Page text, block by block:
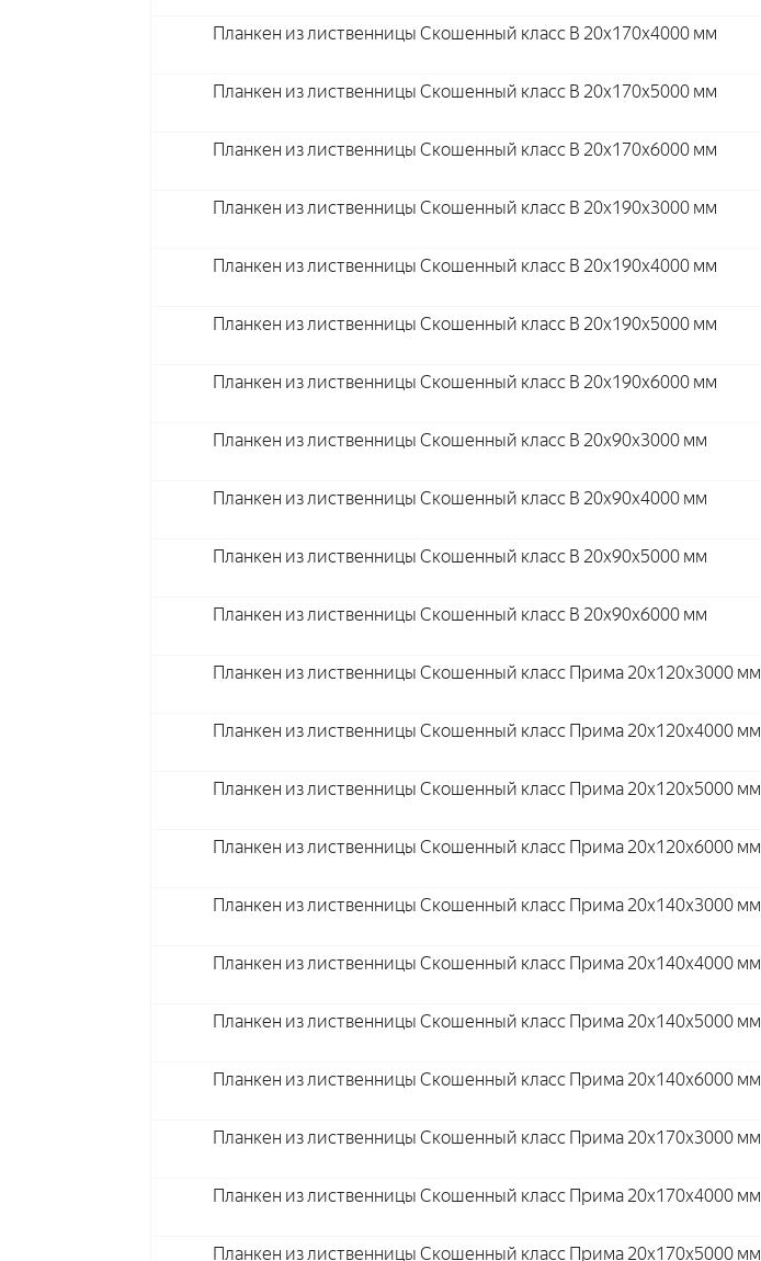
Планкен из лиственницы Скошенный класс В 20x170x4000 мм
Планкен из лиственницы Скошенный класс В 20x170x5000 мм
Планкен из лиственницы Скошенный класс В 20x170x6000 мм
Планкен из лиственницы Скошенный класс В 20x190x3000 мм
Планкен из лиственницы Скошенный класс В 20x190x4000 мм
Планкен из лиственницы Скошенный класс В 20x190x5000 мм
Планкен из лиственницы Скошенный класс В 20x190x6000 мм
Планкен из лиственницы Скошенный класс В 20x90x3000 мм
Планкен из лиственницы Скошенный класс В 20x90x4000 мм
Планкен из лиственницы Скошенный класс В 20x90x5000 мм
Планкен из лиственницы Скошенный класс В 20x90x6000 мм
Планкен из лиственницы Скошенный класс Прима 20x120x3000 мм
Планкен из лиственницы Скошенный класс Прима 20x120x4000 мм
Планкен из лиственницы Скошенный класс Прима 20x120x5000 мм
Планкен из лиственницы Скошенный класс Прима 20x120x6000 мм
Планкен из лиственницы Скошенный класс Прима 20x140x3000 мм
Планкен из лиственницы Скошенный класс Прима 20x140x4000 мм
Планкен из лиственницы Скошенный класс Прима 20x140x5000 мм
Планкен из лиственницы Скошенный класс Прима 20x140x6000 мм
Планкен из лиственницы Скошенный класс Прима 20x170x3000 мм
Планкен из лиственницы Скошенный класс Прима 20x170x4000 мм
Планкен из лиственницы Скошенный класс Прима 20x170x5000 мм